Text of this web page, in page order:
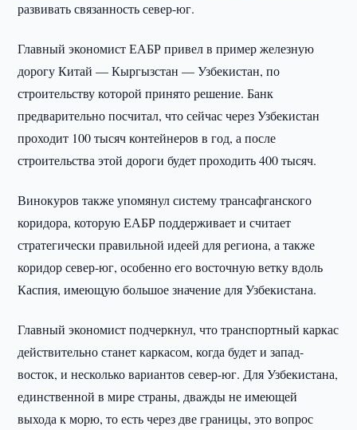
развивать связанность север-юг.
Главный экономист ЕАБР привел в пример железную
дорогу Китай — Кыргызстан — Узбекистан, по
строительству которой принято решение. Банк
предварительно посчитал, что сейчас через Узбекистан
проходит 100 тысяч контейнеров в год, а после
строительства этой дороги будет проходить 400 тысяч.
Винокуров также упомянул систему трансафганского
коридора, которую ЕАБР поддерживает и считает
стратегически правильной идеей для региона, а также
коридор север-юг, особенно его восточную ветку вдоль
Каспия, имеющую большое значение для Узбекистана.
Главный экономист подчеркнул, что транспортный каркас
действительно станет каркасом, когда будет и запад-
восток, и несколько вариантов север-юг. Для Узбекистана,
единственной в мире страны, дважды не имеющей
выхода к морю, то есть через две границы, это вопрос